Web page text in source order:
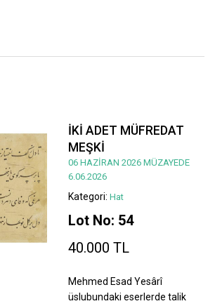
İKİ ADET MÜFREDAT
MEŞKİ
06 HAZİRAN 2026 MÜZAYEDE
6.06.2026
Kategori: Hat
Lot No: 54
40.000 TL
Mehmed Esad Yesârî
üslubundaki eserlerde talik